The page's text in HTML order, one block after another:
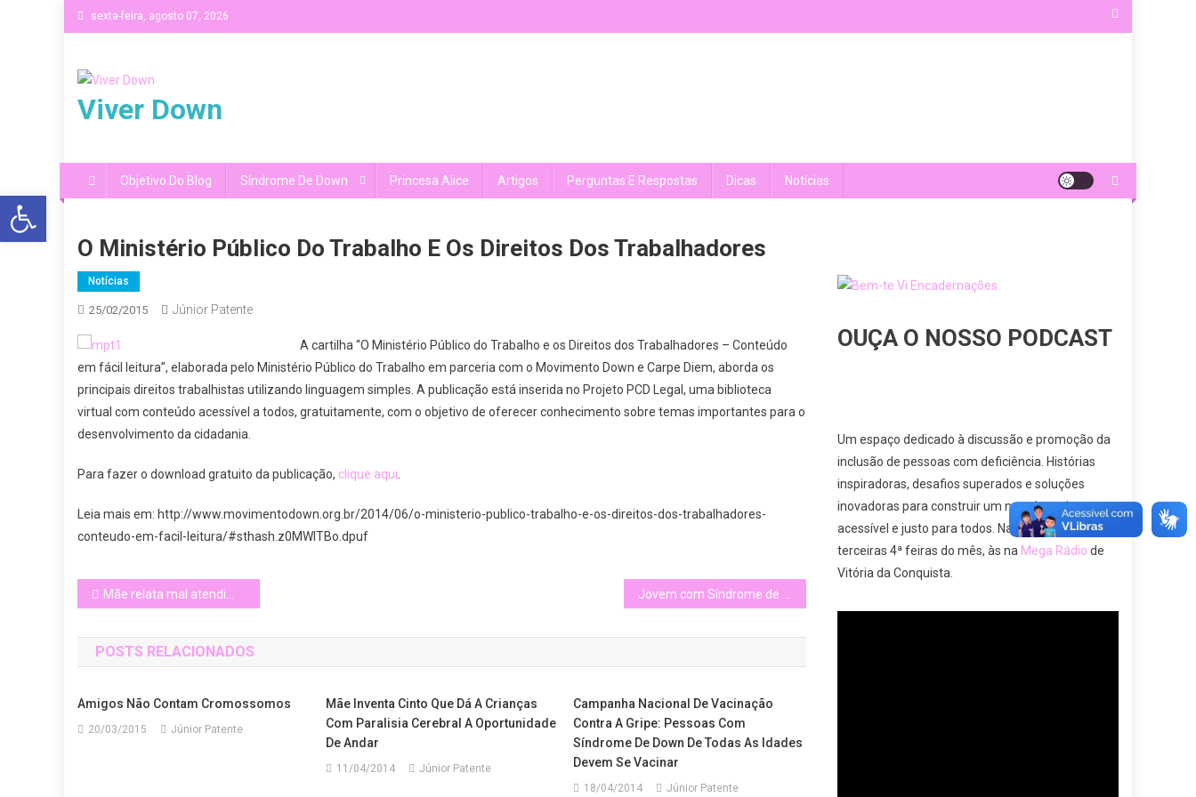
Abrir a barra de ferramentas
Skip
to
sexta-feira, agosto 07, 2026
Viver Down
Objetivo Do Blog Síndrome De Down Princesa Alice Artigos Perguntas E Respostas Dicas Notícias
O Ministério Público Do Trabalho E Os Direitos Dos Trabalhadores
Notícias
25/02/2015 Júnior Patente
A cartilha “O Ministério Público do Trabalho e os Direitos dos Trabalhadores – Conteúdo
em fácil leitura”, elaborada pelo Ministério Público do Trabalho em parceria com o Movimento Down e Carpe Diem, aborda os
principais direitos trabalhistas utilizando linguagem simples. A publicação está inserida no Projeto PCD Legal, uma biblioteca
virtual com conteúdo acessível a todos, gratuitamente, com o objetivo de oferecer conhecimento sobre temas importantes para o
desenvolvimento da cidadania.
Para fazer o download gratuito da publicação, clique aqui
Leia mais em: http://www.movimentodown.org.br/2014/06/o-ministerio-publico-trabalho-e-os-direitos-dos-trabalhadores-
conteudo-em-facil-leitura/#sthash.z0MWlTBo.dpuf
Navegação
de
Post
Mãe relata mal atendimento ao filho deficiente em pizzaria do Rio
POSTS RELACIONADOS
Amigos Não Contam Cromossomos
20/03/2015 Júnior Patente
Mãe Inventa Cinto Que Dá A Crianças
Com Paralisia Cerebral A Oportunidade
De Andar
11/04/2014 Júnior Patente
Campanha Nacional De Vacinação
Contra A Gripe: Pessoas Com
Síndrome De Down De Todas As Idades
Devem Se Vacinar
18/04/2014 Júnior Patente
OUÇA O NOSSO PODCAST
Um espaço dedicado à discussão e promoção da
inclusão de pessoas com deficiência. Histórias
inspiradoras, desafios superados e soluções
inovadoras para construir um mundo mais
acessível e justo para todos. Nas primeiras e
terceiras 4ª feiras do mês, às na Mega Rádio de
Vitória da Conquista.